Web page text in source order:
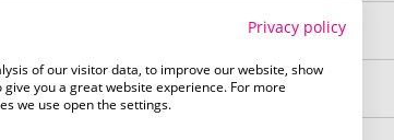
Farbe
Material
Privacy policy
of our visitor data, to improve our website, show
you a great website experience. For more
we use open the settings.